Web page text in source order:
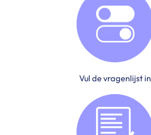
Vul de vragenlijst in